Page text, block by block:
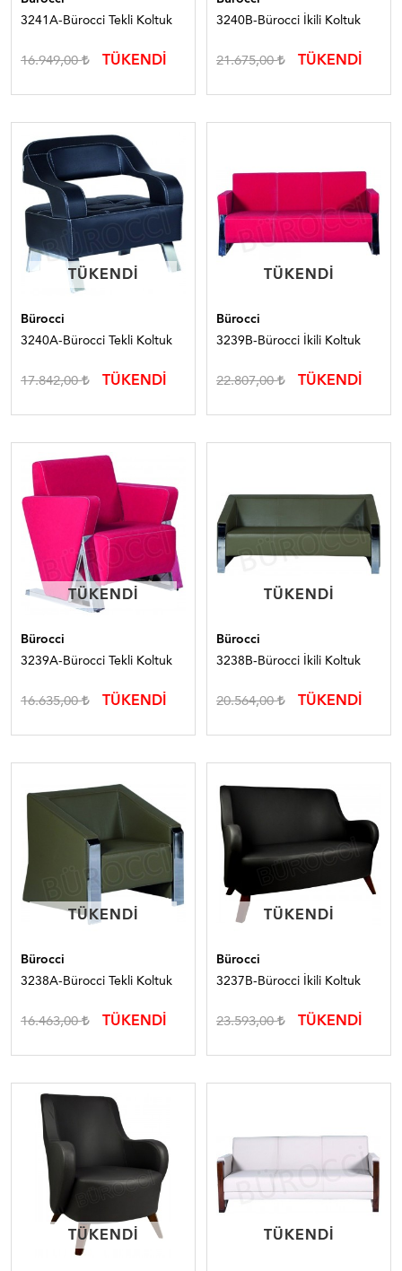
3241A-Bürocci Tekli Koltuk
16.949,00 TÜKENDİ
3240B-Bürocci İkili Koltuk
21.675,00 TÜKENDİ
TÜKENDI
TÜKENDI
Bürocci
3240A-Bürocci Tekli Koltuk
17.842,00 TÜKENDİ
TÜKENDI
TÜKENDI
Bürocci
3239B-Bürocci İkili Koltuk
22.807,00 TÜKENDİ
TÜKENDI
TÜKENDI
Bürocci
3239A-Bürocci Tekli Koltuk
16.635,00 TÜKENDİ
TÜKENDI
TÜKENDI
Bürocci
3238B-Bürocci İkili Koltuk
20.564,00 TÜKENDİ
TÜKENDI
TÜKENDI
Bürocci
3238A-Bürocci Tekli Koltuk
16.463,00 TÜKENDİ
TÜKENDI
TÜKENDI
Bürocci
3237B-Bürocci İkili Koltuk
23.593,00 TÜKENDİ
TÜKENDI
TÜKENDI TÜKENDI
TÜKENDI